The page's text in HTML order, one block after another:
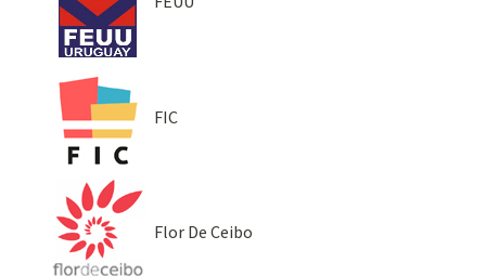
FIC
Flor De Ceibo